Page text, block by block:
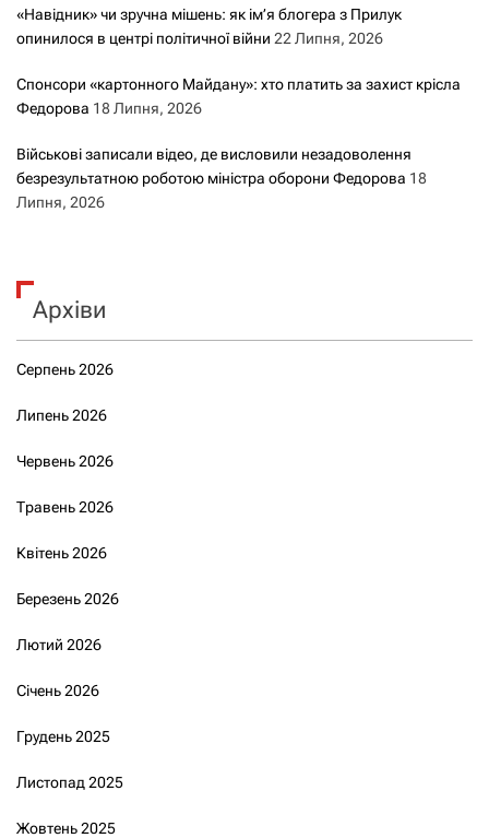
«Навідник» чи зручна мішень: як ім’я блогера з Прилук
опинилося в центрі політичної війни 22 Липня, 2026
Спонсори «картонного Майдану»: хто платить за захист крісла
Федорова 18 Липня, 2026
Військові записали відео, де висловили незадоволення
безрезультатною роботою міністра оборони Федорова 18
Липня, 2026
Архіви
Серпень 2026
Липень 2026
Червень 2026
Травень 2026
Квітень 2026
Березень 2026
Лютий 2026
Січень 2026
Грудень 2025
Листопад 2025
Жовтень 2025